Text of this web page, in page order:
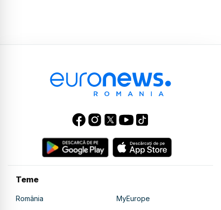
Teme
România
MyEurope